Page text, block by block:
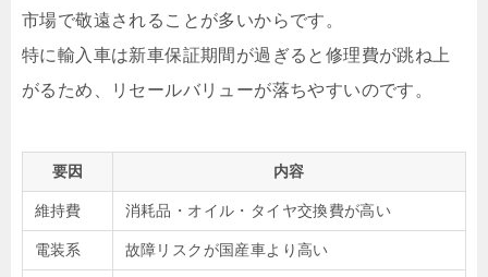
市場で敬遠されることが多いからです。
特に輸入車は新車保証期間が過ぎると修理費が跳ね上
がるため、リセールバリューが落ちやすいのです。
要因 内容
維持費 消耗品・オイル・タイヤ交換費が高い
電装系 故障リスクが国産車より高い